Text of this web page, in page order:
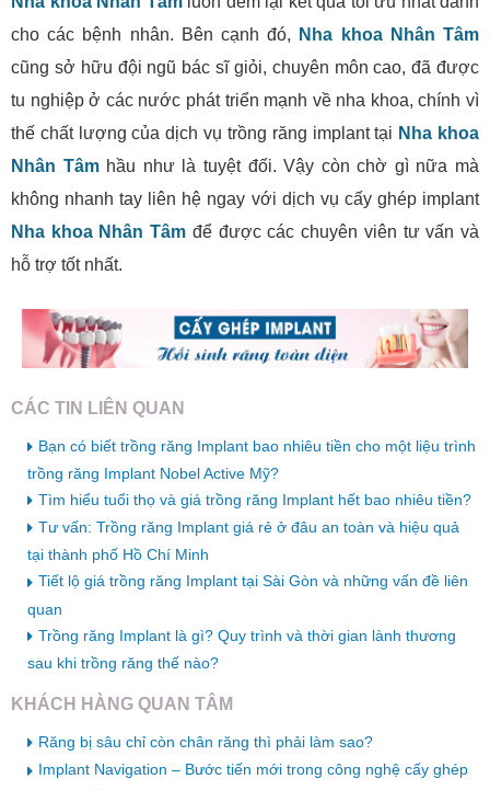
cho các bệnh nhân. Bên cạnh đó,
Nha khoa Nhân Tâm
cũng sở hữu đội ngũ bác sĩ giỏi, chuyên môn cao, đã được
tu nghiệp ở các nước phát triển mạnh về nha khoa, chính vì
thế chất lượng của dịch vụ trồng răng implant tại Nha khoa
Nhân Tâmhầu như là tuyệt đối. Vậy còn chờ gì nữa mà
không nhanh tay liên hệ ngay với dịch vụ cấy ghép implant
Nha khoa Nhân Tâm để được các chuyên viên tư vấn và
hỗ trợ tốt nhất.
CÁC TIN LIÊN QUAN
Bạn có biết trồng răng Implant bao nhiêu tiền cho một liệu trình
trồng răng Implant Nobel Active Mỹ?
Tìm hiểu tuổi thọ và giá trồng răng Implant hết bao nhiêu tiền?
Tư vấn: Trồng răng Implant giá rẻ ở đâu an toàn và hiệu quả
tại thành phố Hồ Chí Minh
Tiết lộ giá trồng răng Implant tại Sài Gòn và những vấn đề liên
quan
Trồng răng Implant là gì? Quy trình và thời gian lành thương
sau khi trồng răng thế nào?
KHÁCH HÀNG QUAN TÂM
Răng bị sâu chỉ còn chân răng thì phải làm sao?
Implant Navigation – Bước tiến mới trong công nghệ cấy ghép